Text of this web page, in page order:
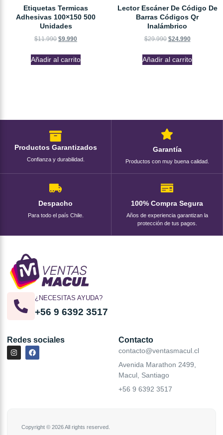
Etiquetas Termicas
Adhesivas 100×150 500
Unidades
$11.990 $9.990
Añadir al carrito
Lector Escáner De Código De
Barras Códigos Qr
Inalámbrico
$29.990 $24.990
Añadir al carrito
Productos Garantizados
Confianza y durabilidad.
Garantía
Productos con muy buena calidad.
Despacho
Para todo el país Chile.
100% Compra Segura
Años de experiencia garantizan la
protección de tus pagos.
¿NECESITAS AYUDA?
+56 9 6392 3517
Redes sociales Contacto
contacto@ventasmacul.cl
Avenida Marathon 2499,
Macul, Santiago
+56 9 6392 3517
Copyright © 2026 All rights reserved.